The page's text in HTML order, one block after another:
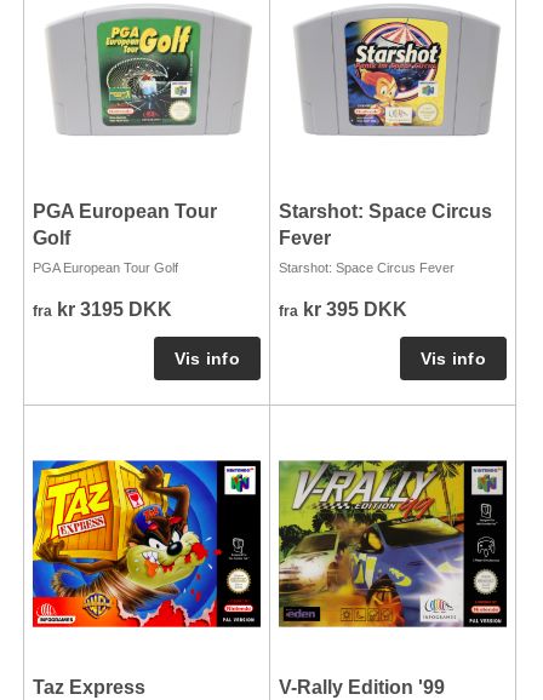
PGA European Tour
Golf
PGA European Tour Golf
fra kr 3195 DKK
Starshot: Space Circus
Fever
Starshot: Space Circus Fever
fra kr 395 DKK
Taz Express V-Rally Edition '99